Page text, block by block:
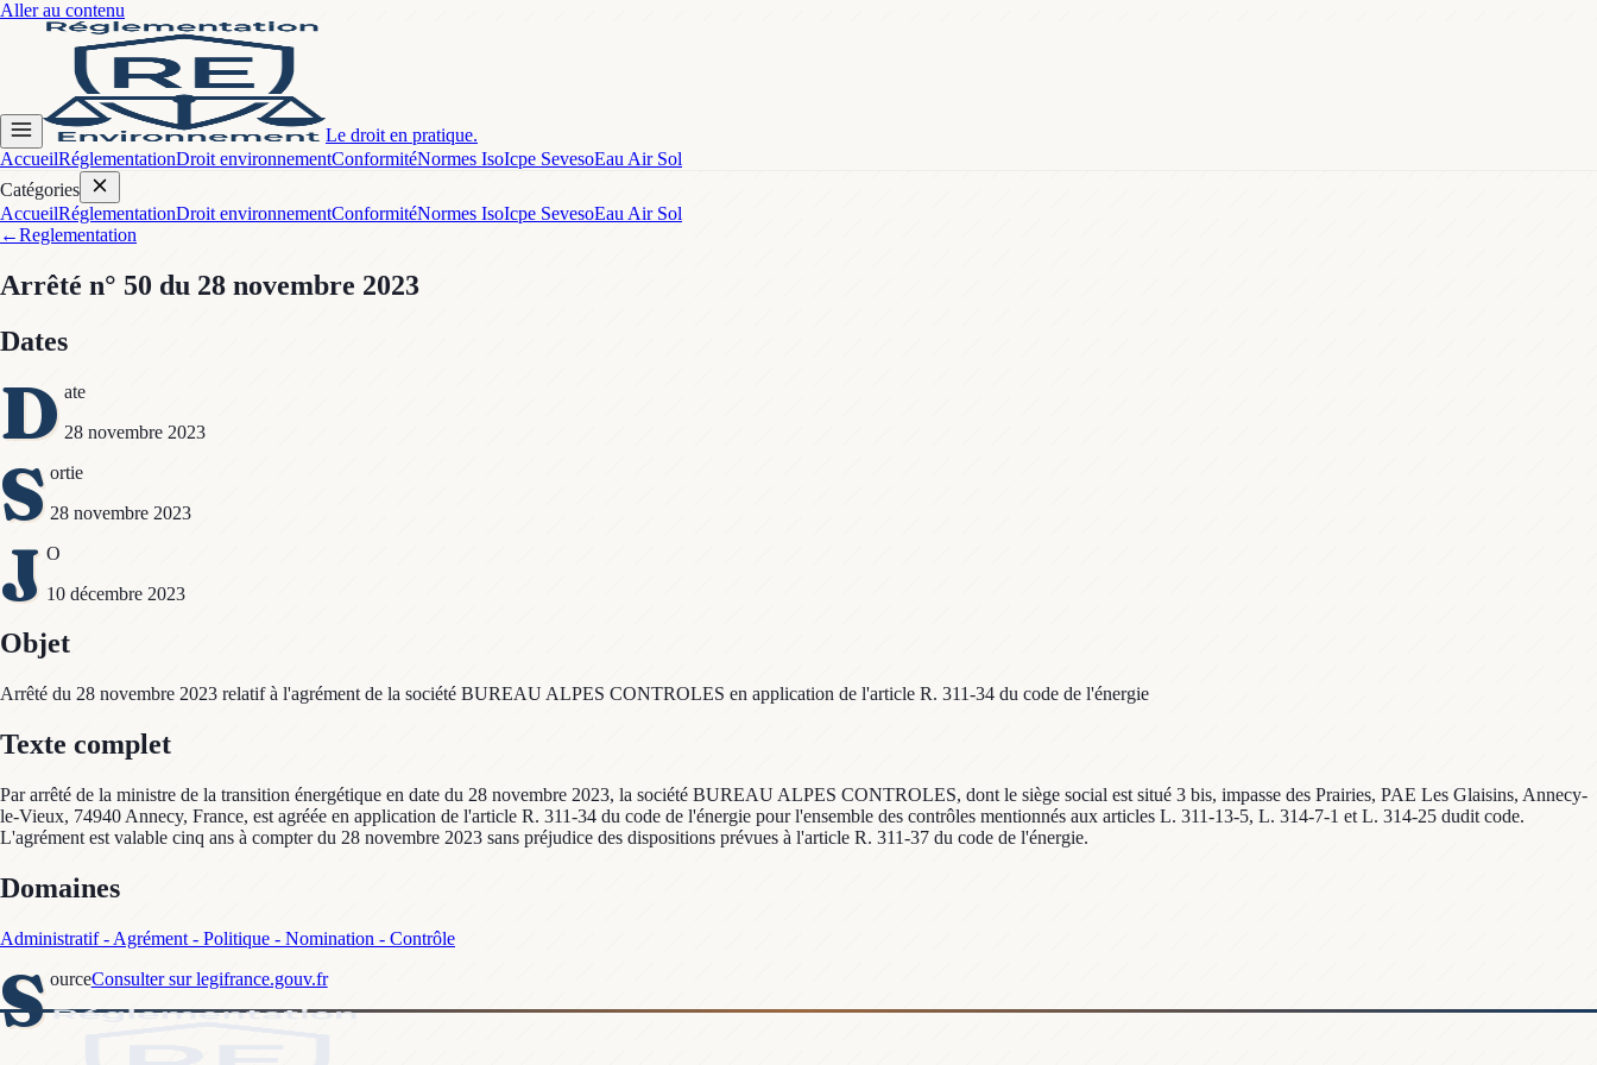
Aller au contenu
Le droit en pratique.
AccueilRéglementationDroit environnementConformitéNormes IsoIcpe SevesoEau Air Sol
Catégories
AccueilRéglementationDroit environnementConformitéNormes IsoIcpe SevesoEau Air Sol
←Reglementation
Arrêté n° 50 du 28 novembre 2023
Dates
D ate
28 novembre 2023
S ortie
28 novembre 2023
J O
10 décembre 2023
Objet
Arrêté du 28 novembre 2023 relatif à l'agrément de la société BUREAU ALPES CONTROLES en application de l'article R. 311-34 du code de l'énergie
Texte complet
Par arrêté de la ministre de la transition énergétique en date du 28 novembre 2023, la société BUREAU ALPES CONTROLES, dont le siège social est situé 3 bis, impasse des Prairies, PAE Les Glaisins, Annecy-
le-Vieux, 74940 Annecy, France, est agréée en application de l'article R. 311-34 du code de l'énergie pour l'ensemble des contrôles mentionnés aux articles L. 311-13-5, L. 314-7-1 et L. 314-25 dudit code.
L'agrément est valable cinq ans à compter du 28 novembre 2023 sans préjudice des dispositions prévues à l'article R. 311-37 du code de l'énergie.
Domaines
Administratif - Agrément - Politique - Nomination - Contrôle
S ourceConsulter sur legifrance.gouv.fr